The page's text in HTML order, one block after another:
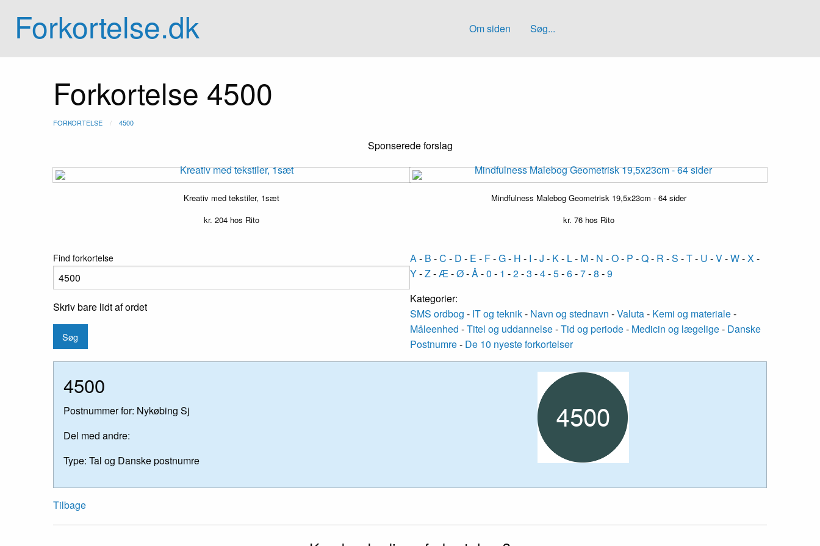
Forkortelse.dk Om siden Søg...
Forkortelse 4500
FORKORTELSE 4500
Sponserede forslag
Kreativ med tekstiler, 1sæt
kr. 204 hos Rito
Mindfulness Malebog Geometrisk 19,5x23cm - 64 sider
kr. 76hos Rito
Find forkortelse
Skriv bare lidt af ordet
A- B -C - D - E - F-G- H - I -J - K- L- M- N -O- P -Q- R -S -T- U -V-W-X-
Y-Z-Æ-Ø-Å-0 - 1 -2-3 -4-5-6-7-8 -9
Kategorier:
SMS ordbog - IT og teknik- Navn og stednavn -Valuta- Kemi og materiale-
Måleenhed -Titel og uddannelse-Tid og periode- Medicin og lægelige- Danske
Postnumre- De 10 nyeste forkortelser
4500
Postnummer for: Nykøbing Sj
Del med andre:
Type: Tal og Danske postnumre
Tilbage